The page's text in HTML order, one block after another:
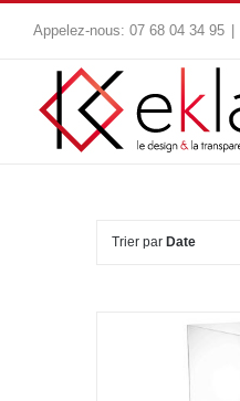
Appelez-nous: 07 68 04 34 95
Trier par Date